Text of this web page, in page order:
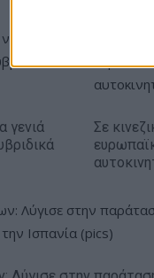
γενιά
Σε